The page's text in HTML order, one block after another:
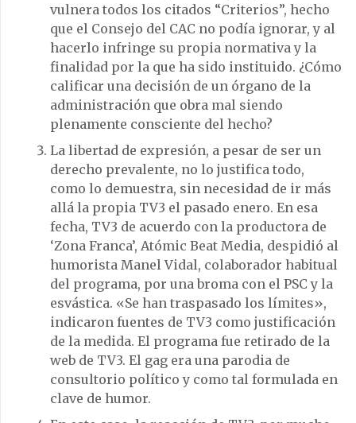
vulnera todos los citados “Criterios”, hecho
que el Consejo del CAC no podía ignorar, y al
hacerlo infringe su propia normativa y la
finalidad por la que ha sido instituido. ¿Cómo
calificar una decisión de un órgano de la
administración que obra mal siendo
plenamente consciente del hecho?
La libertad de expresión, a pesar de ser un
derecho prevalente, no lo justifica todo,
como lo demuestra, sin necesidad de ir más
allá la propia TV3 el pasado enero. En esa
fecha, TV3 de acuerdo con la productora de
‘Zona Franca’, Atómic Beat Media, despidió al
humorista Manel Vidal, colaborador habitual
del programa, por una broma con el PSC y la
esvástica. «Se han traspasado los límites»,
indicaron fuentes de TV3 como justificación
de la medida. El programa fue retirado de la
web de TV3. El gag era una parodia de
consultorio político y como tal formulada en
clave de humor.